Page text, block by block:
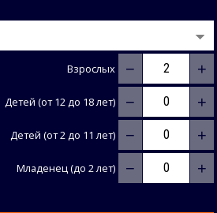
Взрослых − +
Детей (от 12 до 18 лет) − +
Детей (от 2 до 11 лет) − +
Младенец (до 2 лет) − +